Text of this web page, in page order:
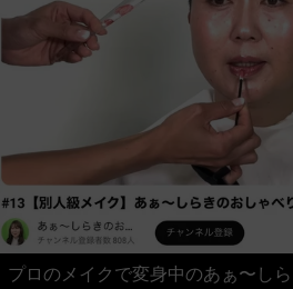
プロのメイクで変身中のあぁ〜し